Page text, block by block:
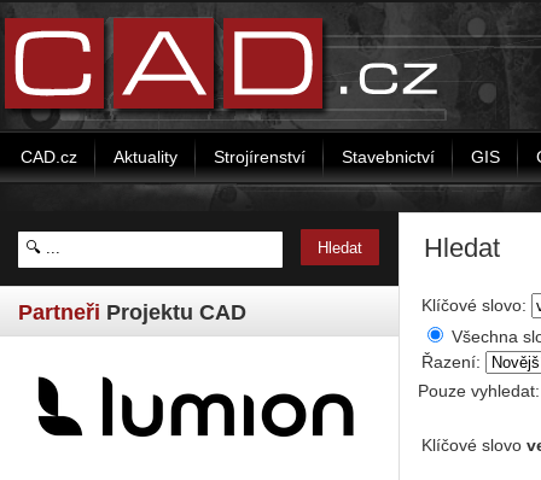
CAD.cz Aktuality Strojírenství Stavebnictví GIS
Partneři Projektu CAD
Hledat
Klíčové slovo:
Všechna
Řazení:
Pouze
Klíčové slovo